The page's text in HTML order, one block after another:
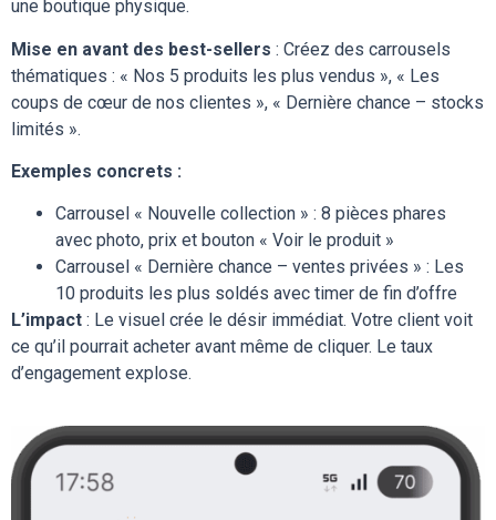
une boutique physique.
Mise en avant des best-sellers : Créez des carrousels
thématiques : « Nos 5 produits les plus vendus », « Les
coups de cœur de nos clientes », « Dernière chance – stocks
limités ».
Exemples concrets :
Carrousel « Nouvelle collection » : 8 pièces phares
avec photo, prix et bouton « Voir le produit »
Carrousel « Dernière chance – ventes privées » : Les
10 produits les plus soldés avec timer de fin d’offre
L’impact : Le visuel crée le désir immédiat. Votre client voit
ce qu’il pourrait acheter avant même de cliquer. Le taux
d’engagement explose.